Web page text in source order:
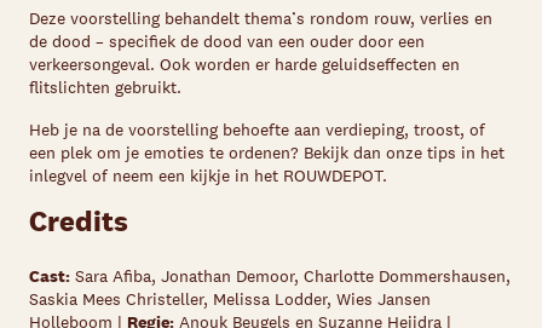
Deze voorstelling behandelt thema’s rondom rouw, verlies en
de dood – specifiek de dood van een ouder door een
verkeersongeval. Ook worden er harde geluidseffecten en
flitslichten gebruikt.
Heb je na de voorstelling behoefte aan verdieping, troost, of
een plek om je emoties te ordenen? Bekijk dan onze tips in het
inlegvel of neem een kijkje in het ROUWDEPOT.
Credits
Cast: Sara Afiba, Jonathan Demoor, Charlotte Dommershausen,
Saskia Mees Christeller, Melissa Lodder, Wies Jansen
Holleboom | Regie: Anouk Beugels en Suzanne Heijdra |